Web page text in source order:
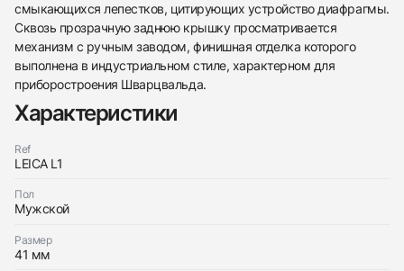
смыкающихся лепестков, цитирующих устройство диафрагмы.
Сквозь прозрачную заднюю крышку просматривается
механизм с ручным заводом, финишная отделка которого
выполнена в индустриальном стиле, характерном для
приборостроения Шварцвальда.
Характеристики
Ref
LEICA L1
Пол
Мужской
Размер
41 ммЗаказать эти часы
Трейд-ин часов
Оставьте ваши контактные данные и мы свяжемся
с вами